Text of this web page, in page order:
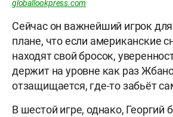
globallookpress.com
Сейчас он важнейший игрок
плане, что если американские
находят свой бросок,
держит на уровне как раз
отзащищается, где-то забьёт
В шестой игре, однако, Георгий